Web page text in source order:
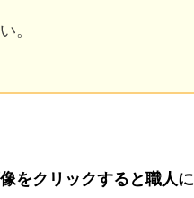
。
クリックすると職人に